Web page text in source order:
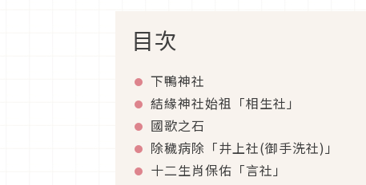
目次
下鴨神社
結緣神社始祖「相生社」
國歌之石
除穢病除「井上社(御手洗社)」
十二生肖保佑「言社」